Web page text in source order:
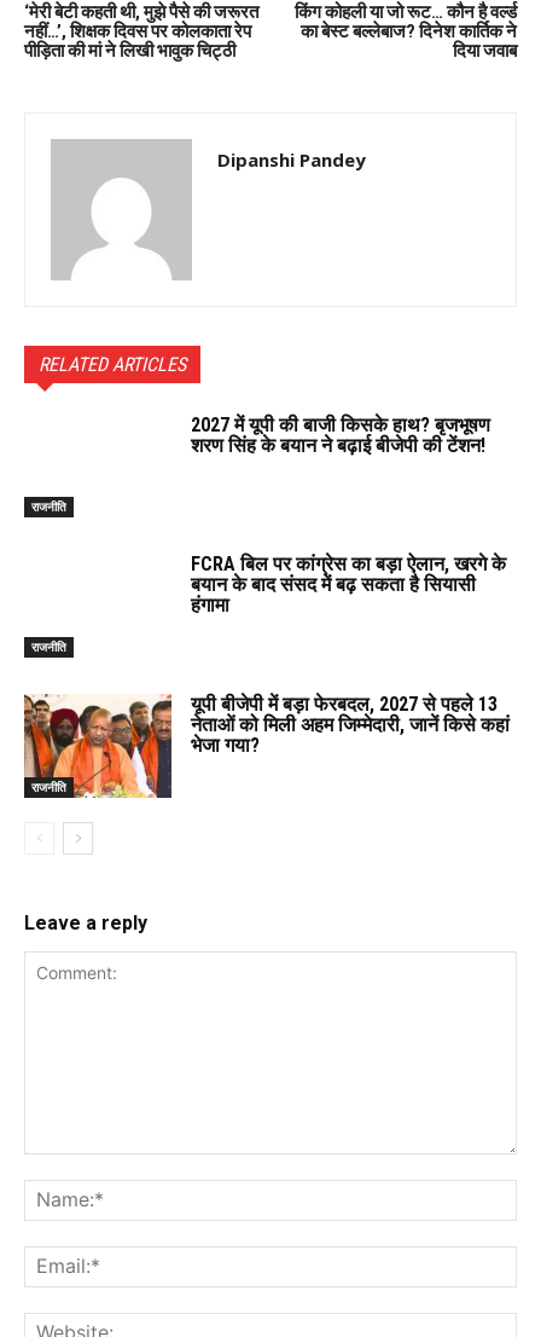
‘मेरी बेटी कहती थी, मुझे पैसे की जरूरत
नहीं…’, शिक्षक दिवस पर कोलकाता रेप
पीड़िता की मां ने लिखी भावुक चिट्ठी
किंग कोहली या जो रूट… कौन है वर्ल्ड
का बेस्ट बल्लेबाज? दिनेश कार्तिक ने
दिया जवाब
Dipanshi Pandey
RELATED ARTICLES
राजनीति
2027 में यूपी की बाजी किसके हाथ? बृजभूषण
शरण सिंह के बयान ने बढ़ाई बीजेपी की टेंशन!
राजनीति
FCRA बिल पर कांग्रेस का बड़ा ऐलान, खरगे के
बयान के बाद संसद में बढ़ सकता है सियासी
हंगामा
राजनीति
यूपी बीजेपी में बड़ा फेरबदल, 2027 से पहले 13
नेताओं को मिली अहम जिम्मेदारी, जानें किसे कहां
भेजा गया?
Leave a reply